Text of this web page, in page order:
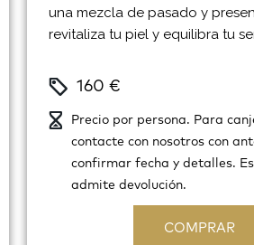
una mezcla de pasado y
revitaliza tu piel y equilibra tu
160 €
Precio por persona. Para
contacte con nosotros con
confirmar fecha y detalles.
admite devolución.
COMPRAR